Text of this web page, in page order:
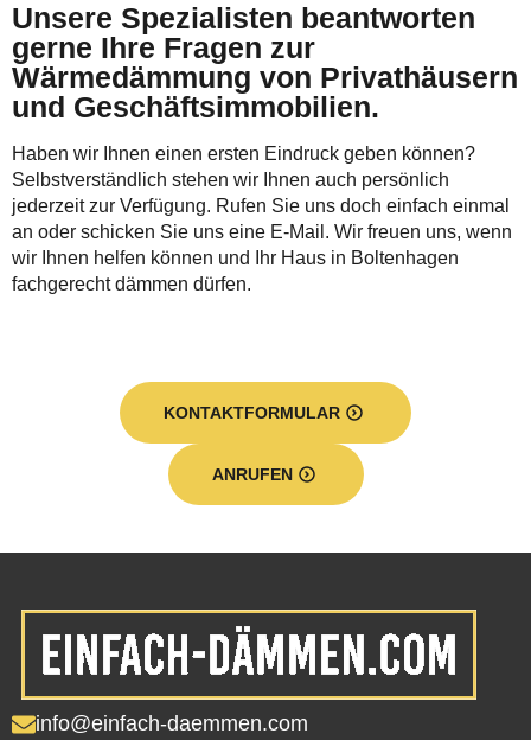
Unsere Spezialisten beantworten
gerne Ihre Fragen zur
Wärmedämmung von Privathäusern
und Geschäftsimmobilien.
Haben wir Ihnen einen ersten Eindruck geben können?
Selbstverständlich stehen wir Ihnen auch persönlich
jederzeit zur Verfügung. Rufen Sie uns doch einfach einmal
an oder schicken Sie uns eine E-Mail. Wir freuen uns, wenn
wir Ihnen helfen können und Ihr Haus in Boltenhagen
fachgerecht dämmen dürfen.
KONTAKTFORMULAR
ANRUFEN
info@einfach-daemmen.com